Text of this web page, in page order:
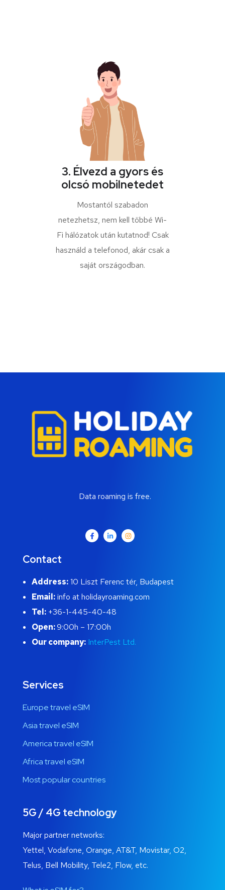
3. Élvezd a gyors és
olcsó mobilnetedet
Mostantól szabadon
netezhetsz, nem kell többé Wi-
Fi hálózatok után kutatnod! Csak
használd a telefonod, akár csak a
saját országodban.
Data roaming is free.
Contact
Address:10 Liszt Ferenc tér, Budapest
Email:info at holidayroaming.com
Tel: +36-1-445-40-48
Open:9:00h – 17:00h
Our company: InterPest Ltd.
Services
Europe travel eSIM
Asia travel eSIM
America travel eSIM
Africa travel eSIM
Most popular countries
5G / 4G technology
Major partner networks:
Yettel, Vodafone, Orange, AT&T, Movistar, O2,
Telus, Bell Mobility, Tele2, Flow, etc.